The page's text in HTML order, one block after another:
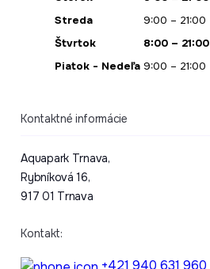
Kontaktné informácie
Aquapark Trnava,
Rybníková 16,
917 01 Trnava
Kontakt:
Streda
9:00 – 21:00
Štvrtok
8:00 – 21:00
Piatok - Nedeľa 9:00 – 21:00